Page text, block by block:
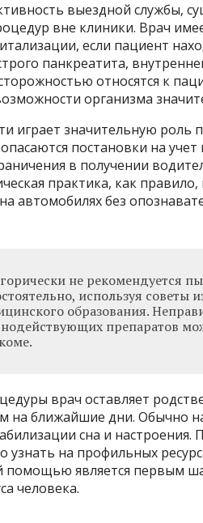
выездной службы,
вне клиники. Врач
если пациент
панкреатита,
относятся к
организма
играет значительную
постановки на учет
в получении
практика, как
автомобилях без
не рекомендуется
используя советы
образования.
препаратов
врач оставляет
на ближайшие дни. Обычно
сна и
узнать на профильных
помощью является первым
человека.